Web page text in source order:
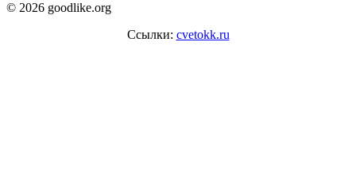
© 2026 goodlike.org
Ссылки: cvetokk.ru